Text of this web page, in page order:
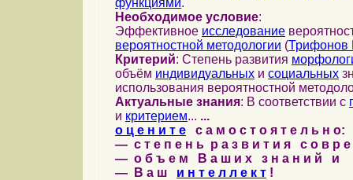
функциями.
Необходимое условие:
Эффективное исследование
вероятностной методологии (Трифонов
Критерий: Степень развития
объём индивидуальных и социальных
использования вероятностной
Актуальные знания: В соответствии с
и критерием... ...
о ц е н и т е с а м о с т о я т е л ь н о:
— с т е п е н ь р а з в и т и я с о в р
— о б ъ е м В а ш и х з н а н и й и
— В а ш и н т е л л е к т !